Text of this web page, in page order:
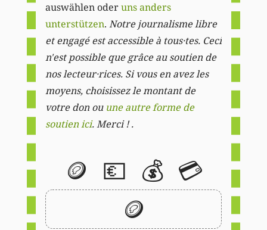
auswählen oderuns anders
unterstützen. Notre journalisme libre
et engagé est accessible à tous·tes. Ceci
n'est possible que grâce au soutien de
nos lecteur·rices. Si vous en avez les
moyens, choisissez le montant de
votre don ou une autre forme de
soutien ici. Merci ! .
🪙 💶 💰 💳
🪙